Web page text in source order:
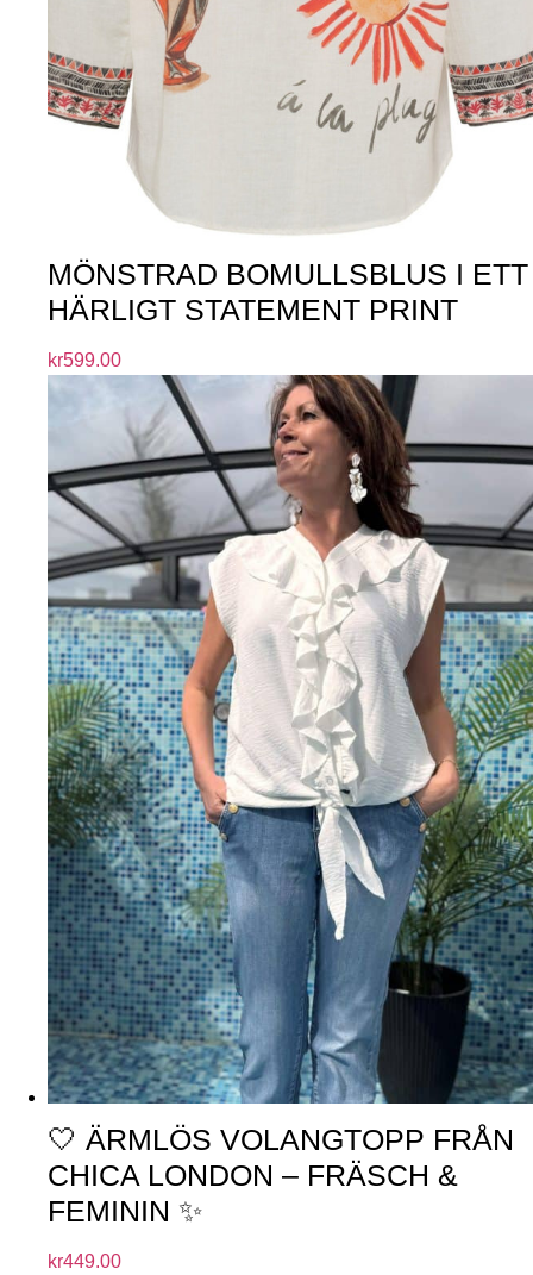
MÖNSTRAD BOMULLSBLUS I ETT
HÄRLIGT STATEMENT PRINT
kr599.00
🤍 ÄRMLÖS VOLANGTOPP FRÅN
CHICA LONDON – FRÄSCH &
FEMININ ✨
kr449.00